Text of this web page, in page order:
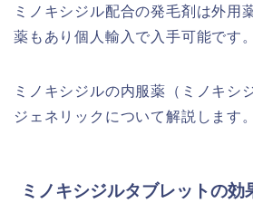
ミノキシジル配合の発毛剤は外用
薬もあり個人輸入で入手可能です。
ミノキシジルの内服薬（ミノキシ
ジェネリックについて解説します。
ミノキシジルタブレットの効